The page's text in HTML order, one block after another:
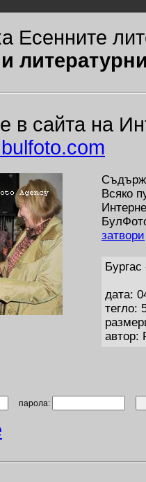
Есенните
в сайта на
Всяко
затвори
дата:
тегло:
автор:
парола: